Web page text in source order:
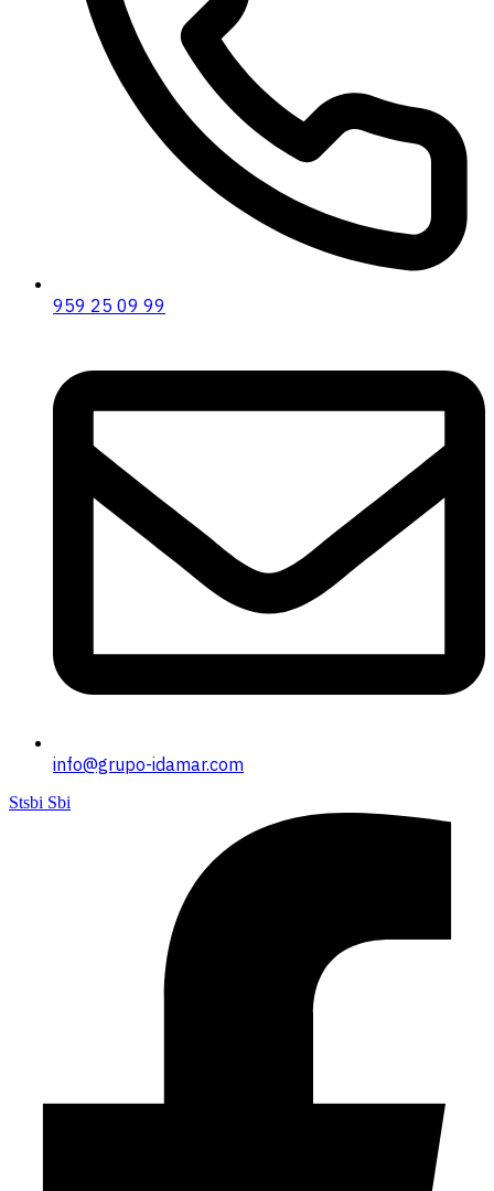
959 25 09 99
info@grupo-idamar.com
Stsbi Sbi